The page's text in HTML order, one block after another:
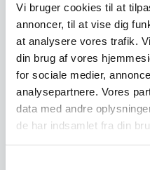
Vi bruger cookies til at
annoncer, til at vise dig
at analysere vores trafik.
din brug af vores
for sociale medier,
analysepartnere. Vores
data med andre
de har indsamlet fra din
Energiklasse: F (obs
meget strøm, da det
perioder, som andre
Man tilkobler spejlet
sætter et stik på til